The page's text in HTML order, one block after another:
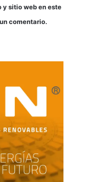
y sitio web en este
comentario.